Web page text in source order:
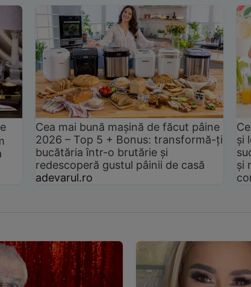
Cea mai bună mașină de făcut pâine
2026 – Top 5 + Bonus: transformă-ți
bucătăria într-o brutărie și
redescoperă gustul pâinii de casă
adevarul.ro
și
și